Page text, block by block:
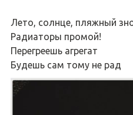
Лето, солнце, пляжный
Радиаторы промой!
Перегреешь агрегат
Будешь сам тому не рад